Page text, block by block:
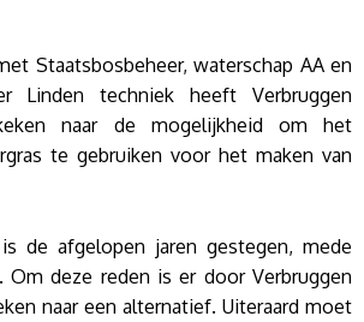
Staatsbosbeheer, waterschap AA en
Linden techniek heeft Verbruggen
naar de mogelijkheid om het
te gebruiken voor het maken van
de afgelopen jaren gestegen, mede
Om deze reden is er door Verbruggen
naar een alternatief. Uiteraard moet